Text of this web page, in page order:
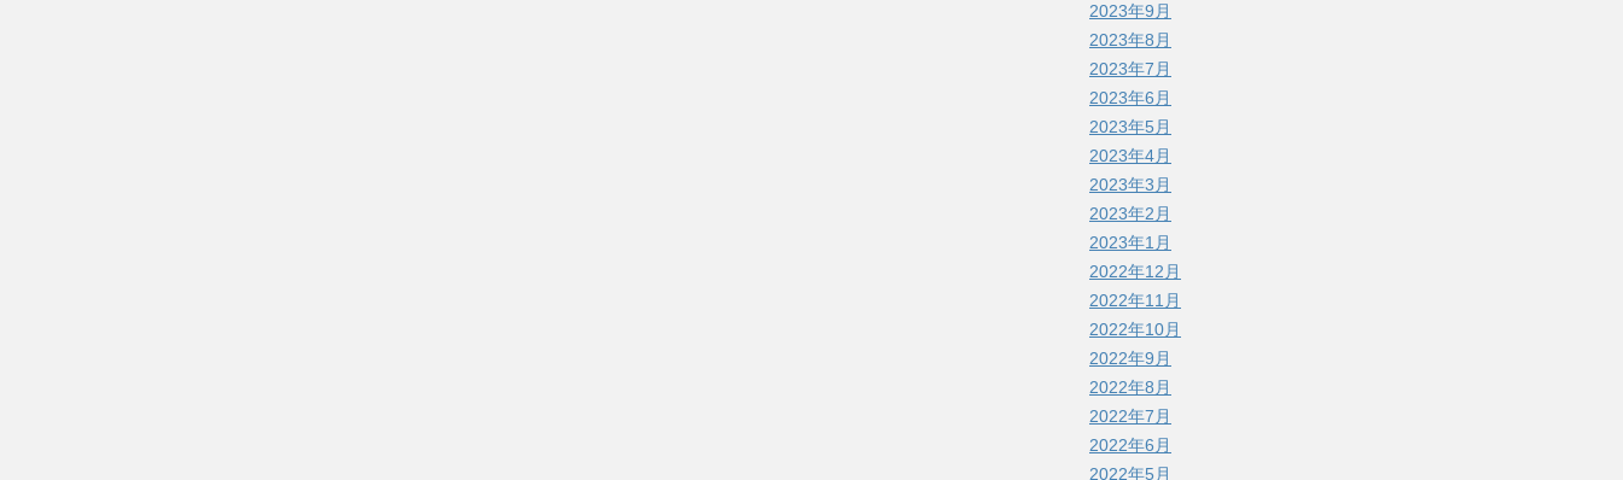
2023年9月
2023年8月
2023年7月
2023年6月
2023年5月
2023年4月
2023年3月
2023年2月
2023年1月
2022年12月
2022年11月
2022年10月
2022年9月
2022年8月
2022年7月
2022年6月
2022年5月